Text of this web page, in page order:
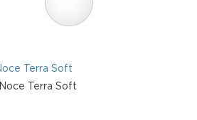
Noce Terra Soft